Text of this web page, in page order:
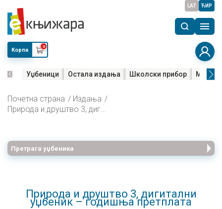
LAT ЋИР
Корпа
0
Уџбеници Остала издања Школски прибор Мала
Почетна страна
Издања
Природа и друштво 3, дигитални уџбеник – годишња претплата
Претрага уџбеника
Природа и друштво 3, дигитални
уџбеник – годишња претплата